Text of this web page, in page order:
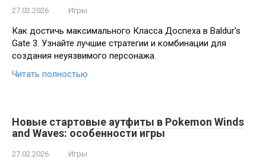
27.02.2026 Игры
Как достичь максимального Класса Доспеха в Baldur's
Gate 3. Узнайте лучшие стратегии и комбинации для
создания неуязвимого персонажа.
Читать полностью
Новые стартовые аутфиты в Pokemon Winds
and Waves: особенности игры
27.02.2026 Игры